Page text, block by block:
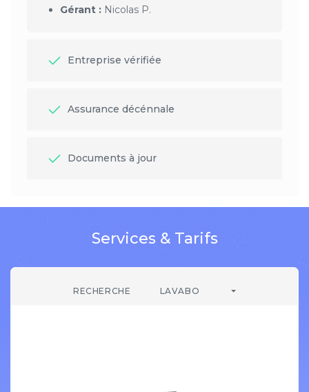
Gérant : Nicolas P.
Entreprise vérifiée
Assurance décénnale
Documents à jour
Services & Tarifs
RECHERCHE LAVABO